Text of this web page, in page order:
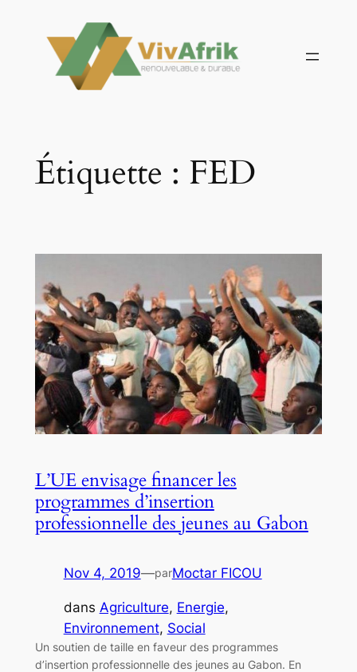
contenu
Étiquette : FED
L’UE envisage financer les
programmes d’insertion
professionnelle des jeunes au Gabon
Nov 4, 2019—parMoctar FICOU
dans Agriculture, Energie
Environnement, Social
Un soutien de taille en faveur des programmes
d’insertion professionnelle des jeunes au Gabon. En